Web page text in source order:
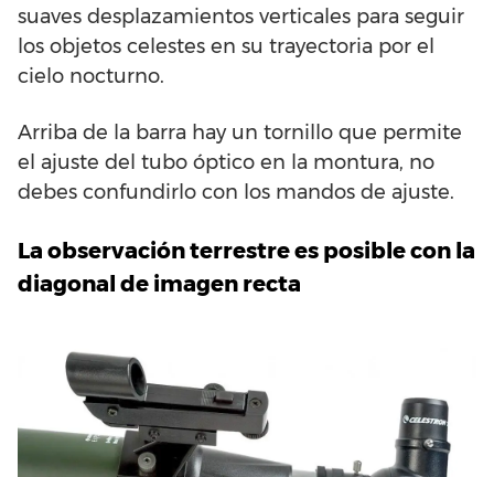
suaves desplazamientos verticales para seguir
los objetos celestes en su trayectoria por el
cielo nocturno.
Arriba de la barra hay un tornillo que permite
el ajuste del tubo óptico en la montura, no
debes confundirlo con los mandos de ajuste.
La observación terrestre es posible con la
diagonal de imagen recta